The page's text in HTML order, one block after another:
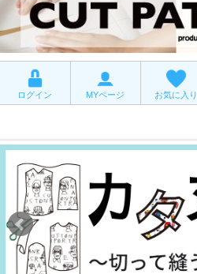
ログイン MYページ お気に入り